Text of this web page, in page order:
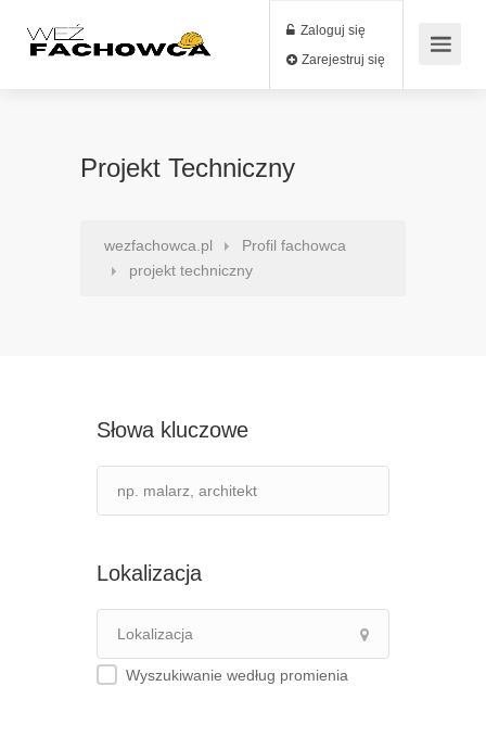
Zaloguj się
Zarejestruj się
Projekt Techniczny
wezfachowca.pl
Profil fachowca
projekt techniczny
Słowa kluczowe
Lokalizacja
Wyszukiwanie według promienia